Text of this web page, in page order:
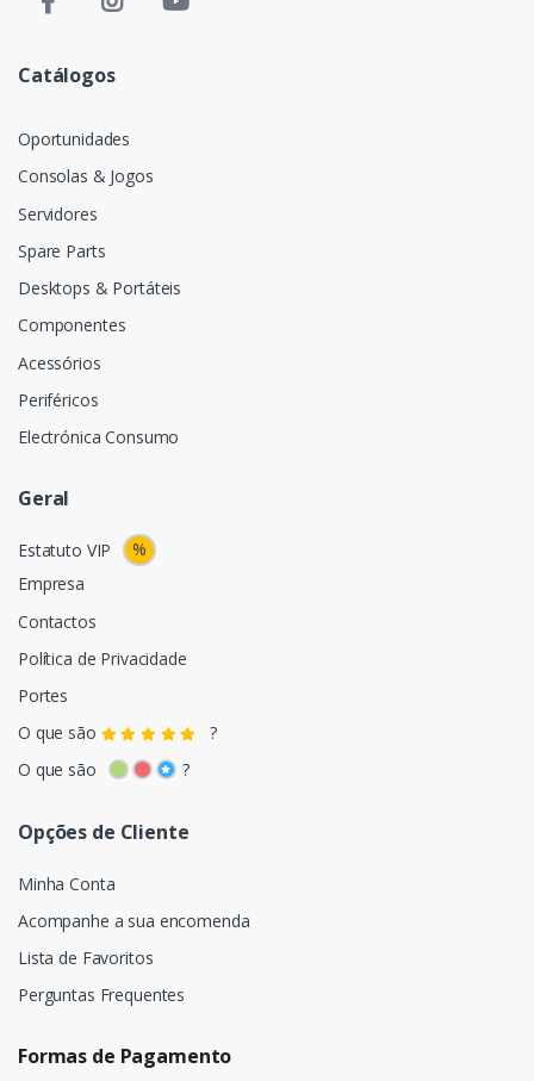
Catálogos
Oportunidades
Consolas & Jogos
Servidores
Spare Parts
Desktops & Portáteis
Componentes
Acessórios
Periféricos
Electrónica Consumo
Geral
Estatuto VIP
%
Empresa
Contactos
Política de Privacidade
Portes
O que são
?
O que são
?
Opções de Cliente
Minha Conta
Acompanhe a sua encomenda
Lista de Favoritos
Perguntas Frequentes
Formas de Pagamento